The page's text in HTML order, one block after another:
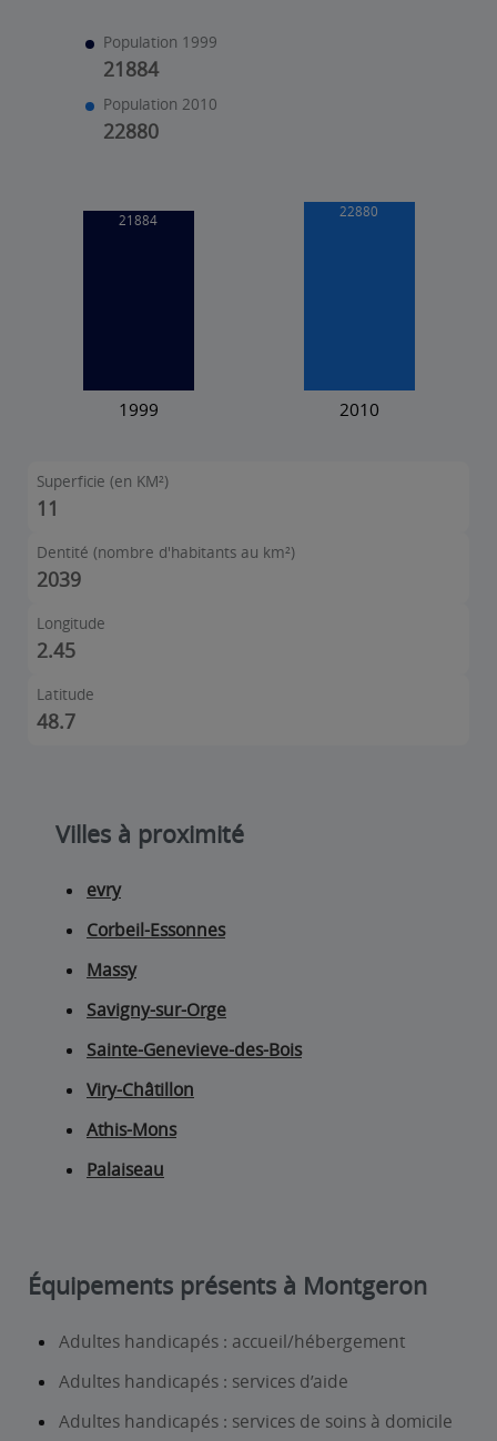
Population 1999
21884
Population 2010
22880
Superficie (en KM²)
11
Dentité (nombre d'habitants au km²)
2039
Longitude
2.45
Latitude
48.7
Villes à proximité
evry
Corbeil-Essonnes
Massy
Savigny-sur-Orge
Sainte-Genevieve-des-Bois
Viry-Châtillon
Athis-Mons
Palaiseau
Équipements présents à Montgeron
Adultes handicapés : accueil/hébergement
Adultes handicapés : services d’aide
Adultes handicapés : services de soins à domicile